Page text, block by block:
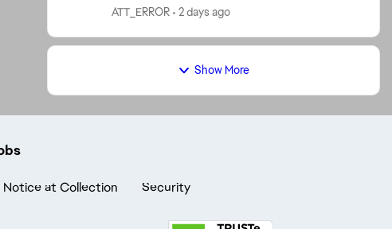
puesto de administrador el directx y
ATT_ERROR 2 days ago
Show More
Notice at Collection Security